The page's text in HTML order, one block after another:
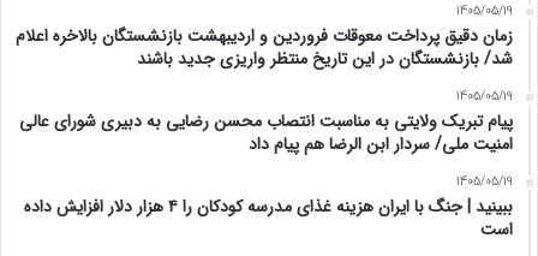
1405/05/19
زمان دقیق پرداخت معوقات فروردین و اردیبهشت بازنشستگان بالاخره اعلام
شد/ بازنشستگان در این تاریخ منتظر واریزی جدید باشند
1405/05/19
پیام تبریک ولایتی به مناسبت انتصاب محسن رضایی به دبیری شورای عالی
امنیت ملی/ سردار ابن الرضا هم پیام داد
1405/05/19
ببینید | جنگ با ایران هزینه غذای مدرسه کودکان را ۴ هزار دلار افزایش داده
است